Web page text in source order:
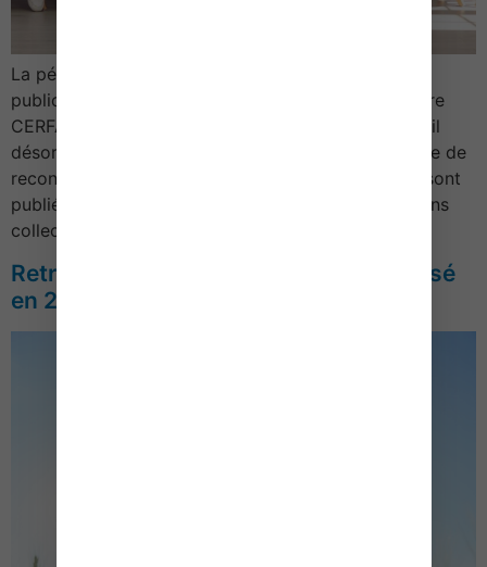
La période de reconversion se précise avec la
publication, par le ministère du Travail, du formulaire
CERFA dédié et de sa notice explicative : que faut-il
désormais savoir pour la mettre en œuvre ? Période de
reconversion : le CERFA et la notice d’information sont
publiés Issue de la fusion des dispositifs « transitions
collectives […]
Retraite agricole : le point RCO revalorisé
en 2025